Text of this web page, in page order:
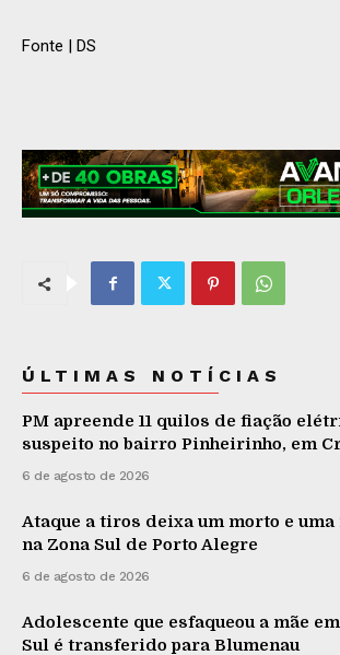
Fonte | DS
ÚLTIMAS NOTÍCIAS
PM apreende 11 quilos de fiação
suspeito no bairro Pinheirinho, em
6 de agosto de 2026
Ataque a tiros deixa um morto e
na Zona Sul de Porto Alegre
6 de agosto de 2026
Adolescente que esfaqueou a mãe
Sul é transferido para Blumenau